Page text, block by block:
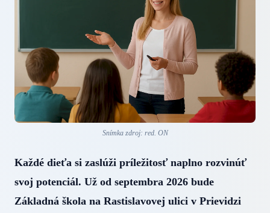
Snímka zdroj: red. ON
Každé dieťa si zaslúži príležitosť naplno rozvinúť
svoj potenciál. Už od septembra 2026 bude
Základná škola na Rastislavovej ulici v Prievidzi